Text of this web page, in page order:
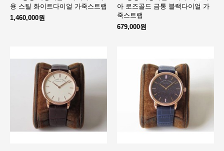
용 스틸 화이트다이얼 가죽스트랩
1,460,000원
아 로즈골드 금통 블랙다이얼 가
죽스트랩
679,000원